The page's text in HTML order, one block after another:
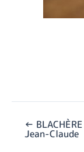
← BLACHÈRE
Jean-Claude